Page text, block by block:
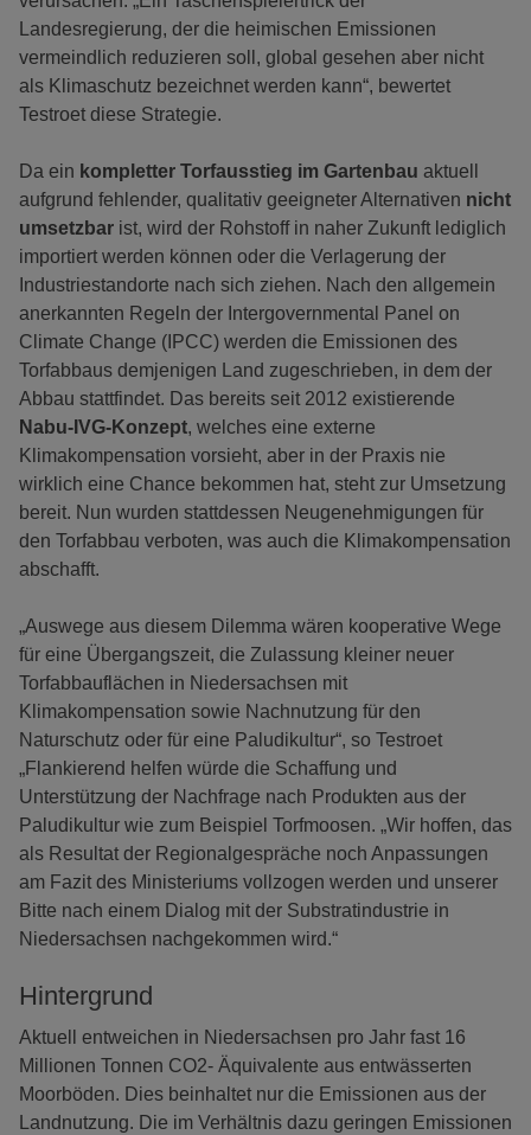
Landesregierung, der die heimischen Emissionen
vermeindlich reduzieren soll, global gesehen aber nicht
als Klimaschutz bezeichnet werden kann“, bewertet
Testroet diese Strategie.
Da ein kompletter Torfausstieg im Gartenbau aktuell
aufgrund fehlender, qualitativ geeigneter Alternativen nicht
umsetzbar ist, wird der Rohstoff in naher Zukunft lediglich
importiert werden können oder die Verlagerung der
Industriestandorte nach sich ziehen. Nach den allgemein
anerkannten Regeln der Intergovernmental Panel on
Climate Change (IPCC) werden die Emissionen des
Torfabbaus demjenigen Land zugeschrieben, in dem der
Abbau stattfindet. Das bereits seit 2012 existierende
Nabu-IVG-Konzept, welches eine externe
Klimakompensation vorsieht, aber in der Praxis nie
wirklich eine Chance bekommen hat, steht zur Umsetzung
bereit. Nun wurden stattdessen Neugenehmigungen für
den Torfabbau verboten, was auch die Klimakompensation
abschafft.
„Auswege aus diesem Dilemma wären kooperative Wege
für eine Übergangszeit, die Zulassung kleiner neuer
Torfabbauflächen in Niedersachsen mit
Klimakompensation sowie Nachnutzung für den
Naturschutz oder für eine Paludikultur“, so Testroet
„Flankierend helfen würde die Schaffung und
Unterstützung der Nachfrage nach Produkten aus der
Paludikultur wie zum Beispiel Torfmoosen. „Wir hoffen, das
als Resultat der Regionalgespräche noch Anpassungen
am Fazit des Ministeriums vollzogen werden und unserer
Bitte nach einem Dialog mit der Substratindustrie in
Niedersachsen nachgekommen wird.“
Hintergrund
Aktuell entweichen in Niedersachsen pro Jahr fast 16
Millionen Tonnen CO2- Äquivalente aus entwässerten
Moorböden. Dies beinhaltet nur die Emissionen aus der
Landnutzung. Die im Verhältnis dazu geringen Emissionen